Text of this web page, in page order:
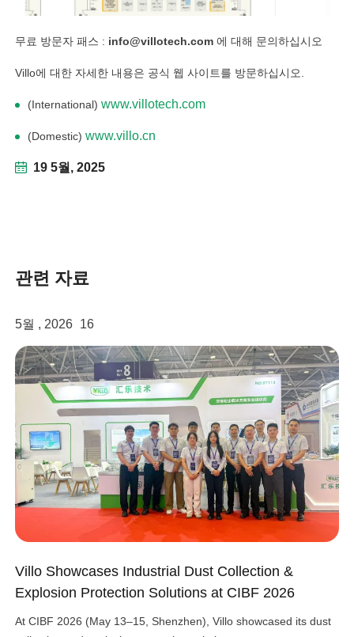
19 5월, 2025
linkedin
무료 방문자 패스 : info@villotech.com에 대해 문의하십시오
Villo에 대한 자세한 내용은 공식 웹 사이트를 방문하십시오.
(International)www.villotech.com
(Domestic)www.villo.cn
관련 자료
5월 , 2026 16
Villo Showcases Industrial Dust Collection &
Explosion Protection Solutions at CIBF 2026
At CIBF 2026 (May 13–15, Shenzhen), Villo showcased its dust